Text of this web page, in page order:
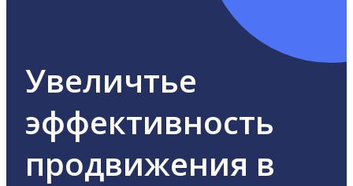
Увеличтье
эффективность
продвижения в